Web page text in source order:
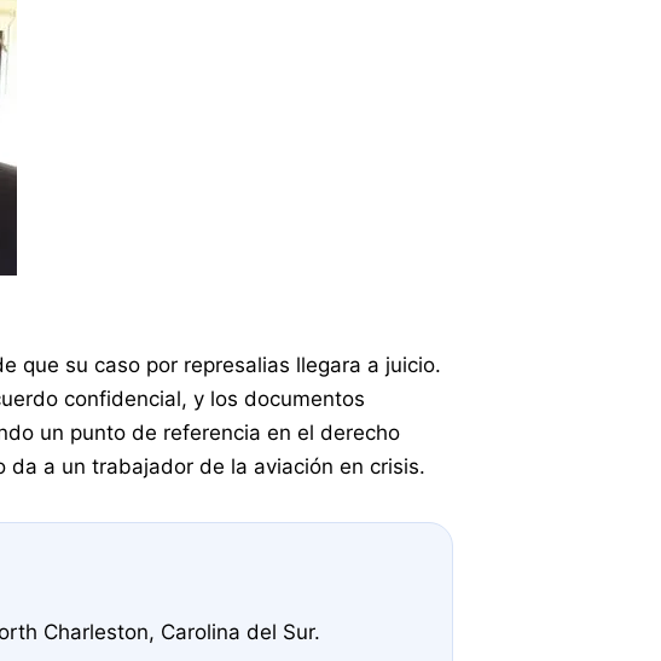
que su caso por represalias llegara a juicio.
confidencial, y los documentos
un punto de referencia en el derecho
da a un trabajador de la aviación en crisis.
Charleston, Carolina del Sur.